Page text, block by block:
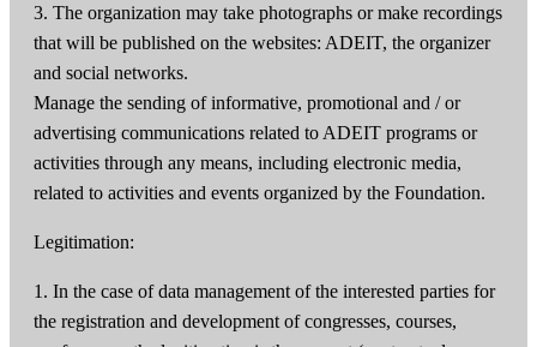
3. The organization may take photographs or make recordings
that will be published on the websites: ADEIT, the organizer
and social networks.
Manage the sending of informative, promotional and / or
advertising communications related to ADEIT programs or
activities through any means, including electronic media,
related to activities and events organized by the Foundation.
Legitimation:
1. In the case of data management of the interested parties for
the registration and development of congresses, courses,